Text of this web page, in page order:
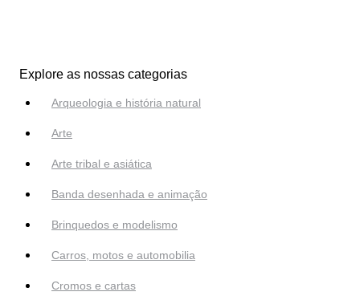
Explore as nossas categorias
Arqueologia e história natural
Arte
Arte tribal e asiática
Banda desenhada e animação
Brinquedos e modelismo
Carros, motos e automobilia
Cromos e cartas